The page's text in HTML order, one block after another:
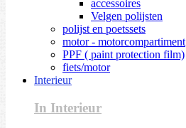
accessoires
Velgen polijsten
polijst en poetssets
motor - motorcompartiment
PPF ( paint protection film)
fiets/motor
Interieur
In Interieur